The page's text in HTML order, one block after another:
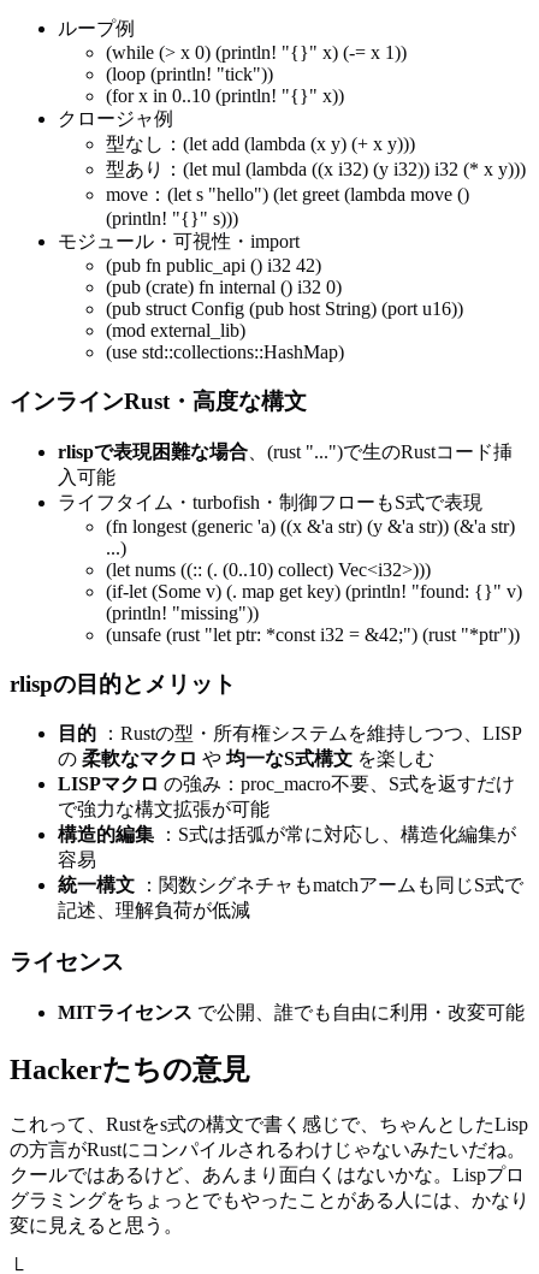
ループ例
(while (> x 0) (println! "{}" x) (-= x 1))
(loop (println! "tick"))
(for x in 0..10 (println! "{}" x))
クロージャ例
型なし：(let add (lambda (x y) (+ x y)))
型あり：(let mul (lambda ((x i32) (y i32)) i32 (* x y)))
move：(let s "hello") (let greet (lambda move ()
(println! "{}" s)))
モジュール・可視性・import
(pub fn public_api () i32 42)
(pub (crate) fn internal () i32 0)
(pub struct Config (pub host String) (port u16))
(mod external_lib)
(use std::collections::HashMap)
インラインRust・高度な構文
rlispで表現困難な場合 、(rust "...")で生のRustコード挿
入可能
ライフタイム・turbofish・制御フローもS式で表現
(fn longest (generic 'a) ((x &'a str) (y &'a str)) (&'a str)
...)
(let nums ((:: (. (0..10) collect) Vec<i32>)))
(if-let (Some v) (. map get key) (println! "found: {}" v)
(println! "missing"))
(unsafe (rust "let ptr: *const i32 = &42;") (rust "*ptr"))
rlispの目的とメリット
目的 ：Rustの型・所有権システムを維持しつつ、LISP
の 柔軟なマクロ や 均一なS式構文 を楽しむ
LISPマクロ の強み：proc_macro不要、S式を返すだけ
で強力な構文拡張が可能
構造的編集 ：S式は括弧が常に対応し、構造化編集が
容易
統一構文 ：関数シグネチャもmatchアームも同じS式で
記述、理解負荷が低減
ライセンス
MITライセンス で公開、誰でも自由に利用・改変可能
Hackerたちの意見
これって、Rustをs式の構文で書く感じで、ちゃんとしたLisp
の方言がRustにコンパイルされるわけじゃないみたいだね。
クールではあるけど、あんまり面白くはないかな。Lispプロ
グラミングをちょっとでもやったことがある人には、かなり
変に見えると思う。
└